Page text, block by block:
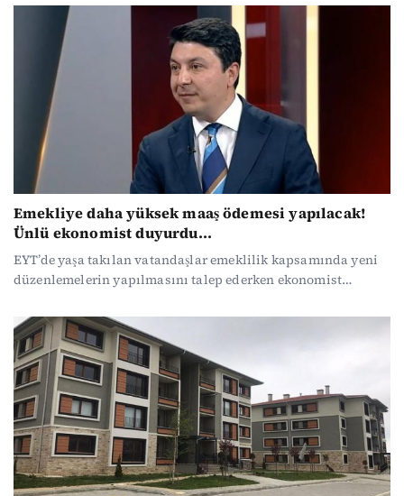
Emekliye daha yüksek maaş ödemesi yapılacak!
Ünlü ekonomist duyurdu...
EYT’de yaşa takılan vatandaşlar emeklilik kapsamında yeni
düzenlemelerin yapılmasını talep ederken ekonomist
Emeklileri sevindiren müjdeleri peş peşe sıraladı.